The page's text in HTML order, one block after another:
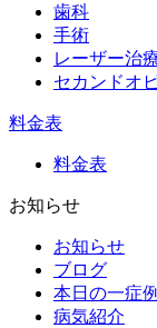
歯科
手術
レーザー治
セカンドオ
料金表
料金表
お知らせ
お知らせ
ブログ
本日の一症例
病気紹介